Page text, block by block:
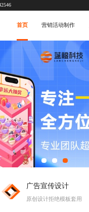
首页 营销活动制作
广告宣传设计
原创设计拒绝模板套用